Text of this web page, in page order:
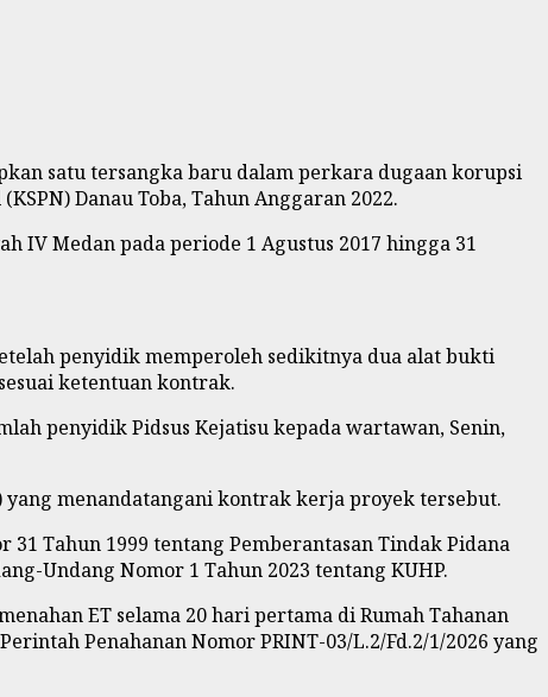
satu tersangka baru dalam perkara dugaan korupsi
Danau Toba, Tahun Anggaran 2022.
IV Medan pada periode 1 Agustus 2017 hingga 31
penyidik memperoleh sedikitnya dua alat bukti
ketentuan kontrak.
penyidik Pidsus Kejatisu kepada wartawan, Senin,
yang menandatangani kontrak kerja proyek tersebut.
31 Tahun 1999 tentang Pemberantasan Tindak Pidana
Undang Nomor 1 Tahun 2023 tentang KUHP.
ET selama 20 hari pertama di Rumah Tahanan
Penahanan Nomor PRINT-03/L.2/Fd.2/1/2026 yang